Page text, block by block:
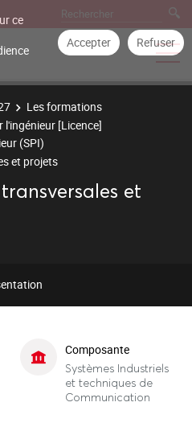
ce
Accepter Refuser
Les formations
l'ingénieur [Licence]
(SPI)
et projets
et
Composante
Systèmes Industriels
et techniques de
Communication